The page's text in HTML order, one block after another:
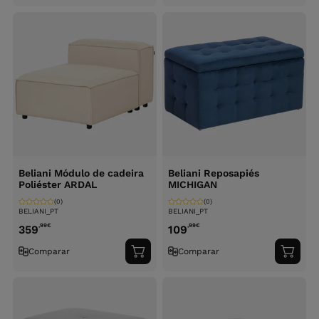
Beliani Módulo de cadeira
Poliéster ARDAL
BELIANI_PT
(0)
359,99€
Comparar
Adicionar
ao
Beliani Reposapiés
MICHIGAN
BELIANI_PT
(0)
109,99€
Comparar
ao